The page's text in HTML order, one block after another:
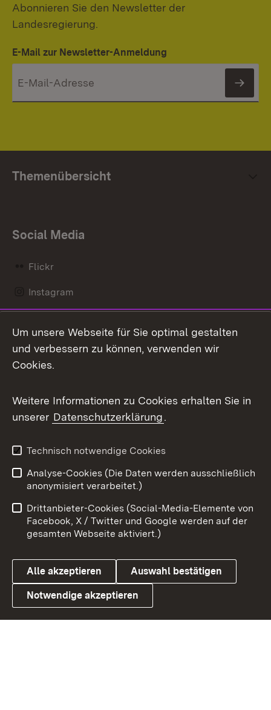
Abonnieren Sie den Newsletter der
Landesregierung.
E-Mail zur Newsletter-Anmeldung
Themenübersicht
Social Media
Flickr
Instagram
Mastodon
Messenger
Social Wall
X / Twitter
Youtube
Link zum Landesportal
Benutzungshinweise
Barrierefreiheit
Datenschutz
Cookies
Um unsere Webseite für Sie optimal gestalten
und verbessern zu können, verwenden wir
Cookies.
Weitere Informationen zu Cookies erhalten Sie in
unserer Datenschutzerklärung.
Technisch notwendige Cookies
Analyse-Cookies (Die Daten werden ausschließlich
anonymisiert verarbeitet.)
Drittanbieter-Cookies (Social-Media-Elemente von
Facebook, X / Twitter und Google werden auf der
gesamten Webseite aktiviert.)
Alle akzeptieren Auswahl bestätigen
Notwendige akzeptieren